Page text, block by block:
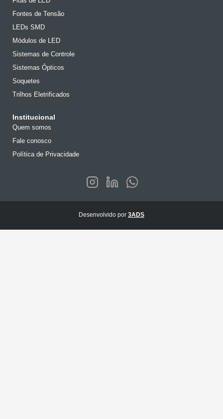
Fontes de Tensão
LEDs SMD
Módulos de LED
Sistemas de Controle
Sistemas Ópticos
Soquetes
Trilhos Eletrificados
Institucional
Quem somos
Fale conosco
Política de Privacidade
Desenvolvido por 3ADS